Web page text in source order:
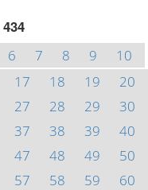
434
6 7 8 9
10
17 18 19
20
27 28 29
30
37 38 39
40
47 48 49
50
57 58 59
60